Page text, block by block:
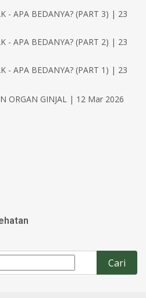
- APA BEDANYA? (PART 3) | 23
- APA BEDANYA? (PART 2) | 23
- APA BEDANYA? (PART 1) | 23
ORGAN GINJAL | 12 Mar 2026